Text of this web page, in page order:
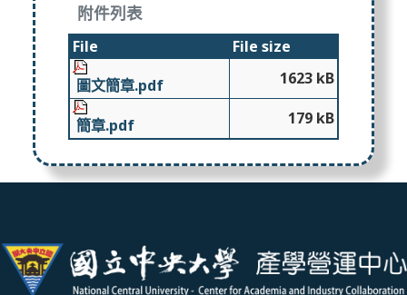
附件列表
File
File size
圖文簡章.pdf
1623 kB
簡章.pdf 179 kB